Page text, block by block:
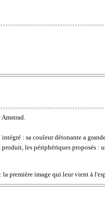
: sa couleur détonante a
les périphériques proposés :
première image qui leur vient à